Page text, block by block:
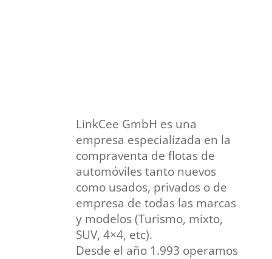
LinkCee GmbH es una
empresa especializada en la
compraventa de flotas de
automóviles tanto nuevos
como usados, privados o de
empresa de todas las marcas
y modelos (Turismo, mixto,
SUV, 4×4, etc).
Desde el año 1.993 operamos